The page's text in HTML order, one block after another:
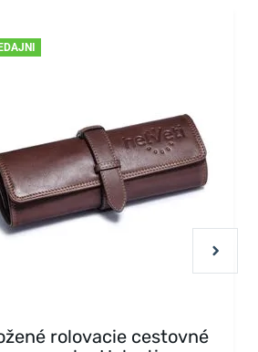
rolovacie cestovné